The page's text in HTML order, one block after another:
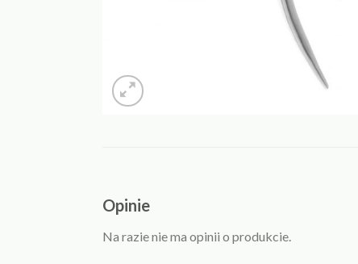
Opinie
Na razie nie ma opinii o produkcie.